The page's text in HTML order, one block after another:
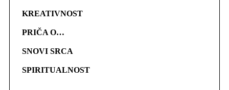
KREATIVNOST
PRIČA O…
SNOVI SRCA
SPIRITUALNOST